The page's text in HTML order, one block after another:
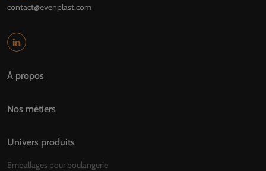
contact@evenplast.com
À propos
Nos métiers
Univers produits
Emballages pour boulangerie